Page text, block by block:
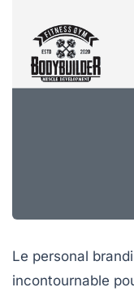
Le personal
incontournable